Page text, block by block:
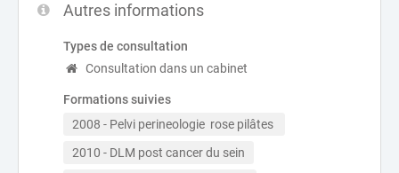
Autres informations
Types de consultation
Consultation dans un cabinet
Formations suivies
2008 - Pelvi perineologie  rose pilâtes
2010 - DLM post cancer du sein